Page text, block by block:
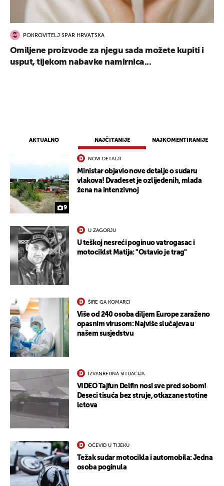
AKTUALNO NAJČITANIJE NAJKOMENTIRANIJE
9
NOVI DETALJI
Ministar objavio nove detalje o sudaru
vlakova! Dvadeset je ozlijeđenih, mlađa
žena na intenzivnoj
U ZAGORJU
U teškoj nesreći poginuo vatrogasac i
motociklst Matija: "Ostavio je trag"
ŠIRE GA KOMARCI
Više od 240 osoba diljem Europe zaraženo
opasnim virusom: Najviše slučajeva u
našem susjedstvu
IZVANREDNA SITUACIJA
VIDEO Tajfun Delfin nosi sve pred sobom!
Deseci tisuća bez struje, otkazane stotine
letova
OČEVID U TIJEKU
Težak sudar motocikla i automobila: Jedna
osoba poginula
POKROVITELJ SPAR HRVATSKA
Omiljene proizvode za njegu sada možete kupiti i
usput, tijekom nabavke namirnica...
UKLJUČITE NOTIFIKACIJE